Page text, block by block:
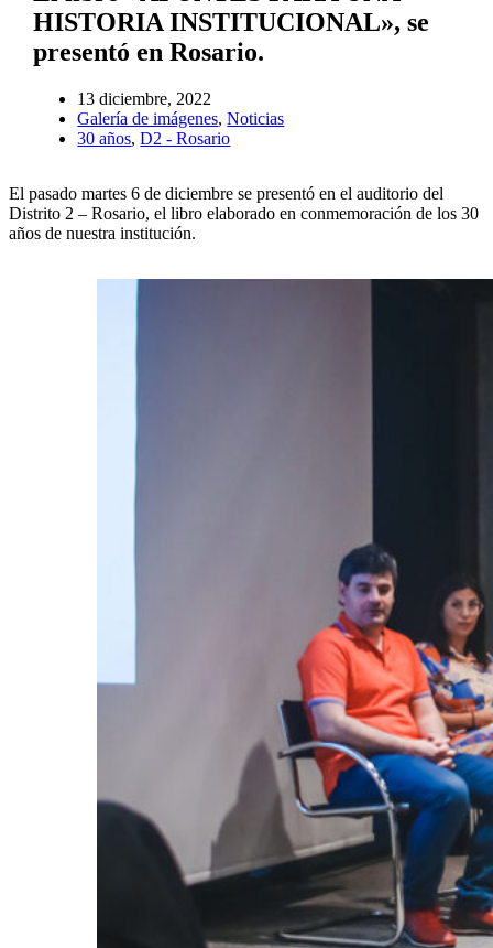
HISTORIA INSTITUCIONAL», se
presentó en Rosario.
13 diciembre, 2022
Galería de imágenes,Noticias
30 años,D2 - Rosario
El pasado martes 6 de diciembre se presentó en el auditorio del
Distrito 2 – Rosario, el libro elaborado en conmemoración de los 30
años de nuestra institución.